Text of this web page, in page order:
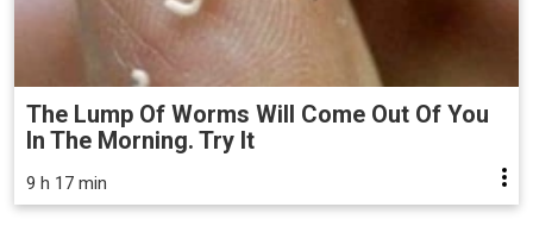
The Lump Of Worms Will Come Out Of You
In The Morning. Try It
9 h 17 min